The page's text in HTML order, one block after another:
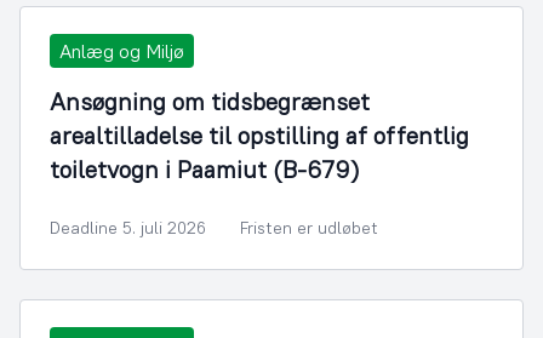
Anlæg og Miljø
Ansøgning om tidsbegrænset
arealtilladelse til opstilling af offentlig
toiletvogn i Paamiut (B-679)
Deadline 5. juli 2026 Fristen er udløbet